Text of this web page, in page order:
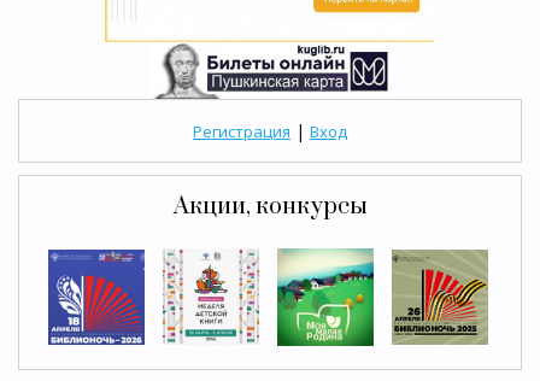
Регистрация | Вход
Акции, конкурсы